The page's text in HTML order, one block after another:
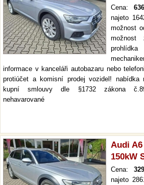
Cena:
najeto
možnost
informace v kanceláři autobazaru nebo
protiúčet a komisní prodej vozidel! nabídka
kupní smlouvy dle §1732 zákona
nehavarované
Audi
150kW
Cena:
najeto